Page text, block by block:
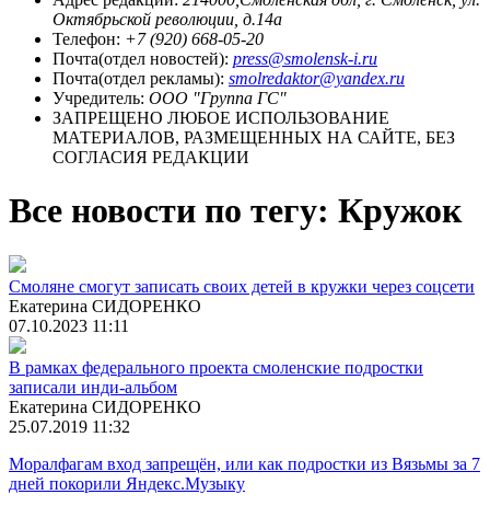
Октябрьской революции, д.14а
Телефон: +7 (920) 668-05-20
Почта(отдел новостей): press@smolensk-i.ru
Почта(отдел рекламы): smolredaktor@yandex.ru
Учредитель: ООО "Группа ГС"
ЗАПРЕЩЕНО ЛЮБОЕ ИСПОЛЬЗОВАНИЕ
МАТЕРИАЛОВ, РАЗМЕЩЕННЫХ НА САЙТЕ, БЕЗ
СОГЛАСИЯ РЕДАКЦИИ
Все новости по тегу: Кружок
Смоляне смогут записать своих детей в кружки через соцсети
Екатерина СИДОРЕНКО
07.10.2023 11:11
В рамках федерального проекта смоленские подростки
записали инди-альбом
Екатерина СИДОРЕНКО
25.07.2019 11:32
Моралфагам вход запрещён, или как подростки из Вязьмы за 7
дней покорили Яндекс.Музыку